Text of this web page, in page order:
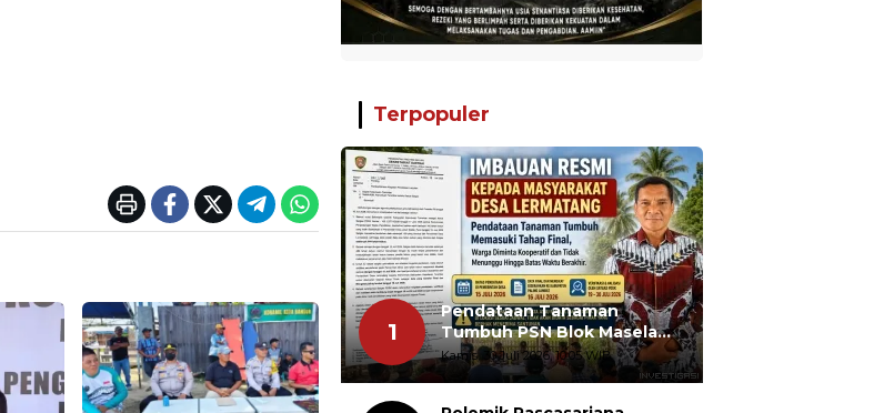
Terpopuler
1
Pendataan Tanaman
Tumbuh PSN Blok Masela
Segera Ditutup, Warga
Lermatang Diminta Tidak
Kamis, 30 Juli 2026, 10:05 WIB